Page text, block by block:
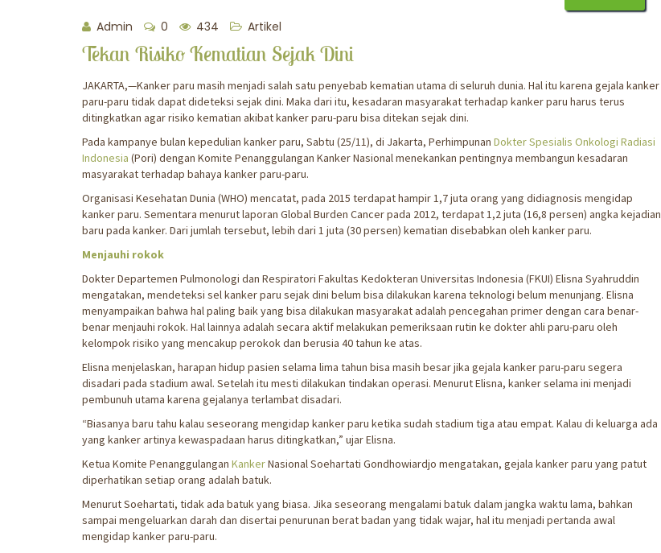
Admin 0 434 Artikel
Tekan Risiko Kematian Sejak Dini
JAKARTA,—Kanker paru masih menjadi salah satu penyebab kematian utama di seluruh dunia. Hal itu karena gejala kanker
paru-paru tidak dapat dideteksi sejak dini. Maka dari itu, kesadaran masyarakat terhadap kanker paru harus terus
ditingkatkan agar risiko kematian akibat kanker paru-paru bisa ditekan sejak dini.
Pada kampanye bulan kepedulian kanker paru, Sabtu (25/11), di Jakarta, Perhimpunan Dokter Spesialis Onkologi Radiasi
Indonesia (Pori) dengan Komite Penanggulangan Kanker Nasional menekankan pentingnya membangun kesadaran
masyarakat terhadap bahaya kanker paru-paru.
Organisasi Kesehatan Dunia (WHO) mencatat, pada 2015 terdapat hampir 1,7 juta orang yang didiagnosis mengidap
kanker paru. Sementara menurut laporan Global Burden Cancer pada 2012, terdapat 1,2 juta (16,8 persen) angka kejadian
baru pada kanker. Dari jumlah tersebut, lebih dari 1 juta (30 persen) kematian disebabkan oleh kanker paru.
Menjauhi rokok
Dokter Departemen Pulmonologi dan Respiratori Fakultas Kedokteran Universitas Indonesia (FKUI) Elisna Syahruddin
mengatakan, mendeteksi sel kanker paru sejak dini belum bisa dilakukan karena teknologi belum menunjang. Elisna
menyampaikan bahwa hal paling baik yang bisa dilakukan masyarakat adalah pencegahan primer dengan cara benar-
benar menjauhi rokok. Hal lainnya adalah secara aktif melakukan pemeriksaan rutin ke dokter ahli paru-paru oleh
kelompok risiko yang mencakup perokok dan berusia 40 tahun ke atas.
Elisna menjelaskan, harapan hidup pasien selama lima tahun bisa masih besar jika gejala kanker paru-paru segera
disadari pada stadium awal. Setelah itu mesti dilakukan tindakan operasi. Menurut Elisna, kanker selama ini menjadi
pembunuh utama karena gejalanya terlambat disadari.
“Biasanya baru tahu kalau seseorang mengidap kanker paru ketika sudah stadium tiga atau empat. Kalau di keluarga ada
yang kanker artinya kewaspadaan harus ditingkatkan,” ujar Elisna.
Ketua Komite Penanggulangan KankerNasional Soehartati Gondhowiardjo mengatakan, gejala kanker paru yang patut
diperhatikan setiap orang adalah batuk.
Menurut Soehartati, tidak ada batuk yang biasa. Jika seseorang mengalami batuk dalam jangka waktu lama, bahkan
sampai mengeluarkan darah dan disertai penurunan berat badan yang tidak wajar, hal itu menjadi pertanda awal
mengidap kanker paru-paru.